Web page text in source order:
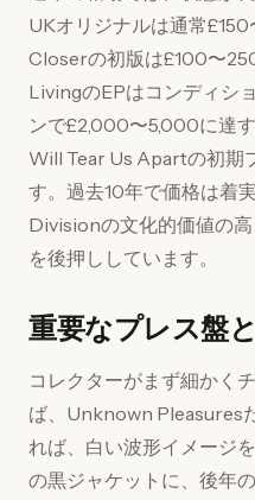
UKオリジナルは通常£150
Closerの初版は£100〜
LivingのEPはコンディシ
ンで£2,000〜5,000に達
Will Tear Us Apartの初期
す。過去10年で価格は着
Divisionの文化的価値の
を後押ししています。
重要なプレス盤
コレクターがまず細かく
ば、Unknown Pleasures
れば、白い波形イメージ
の黒ジャケットに、後年